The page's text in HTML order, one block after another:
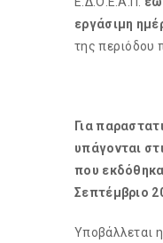
εργάσιμη
της περιόδου
Για
υπάγονται
που
Σεπτέμβριο
Υποβάλλεται